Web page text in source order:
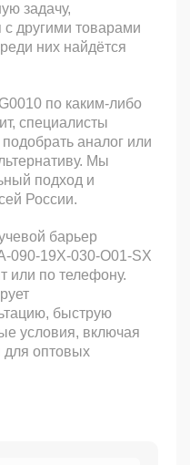
задачу,
другими товарами
них найдётся
по каким-либо
специалисты
аналог или
Мы
подход и
России.
барьер
090-19X-030-O01-SX
или по телефону.
быструю
условия, включая
оптовых